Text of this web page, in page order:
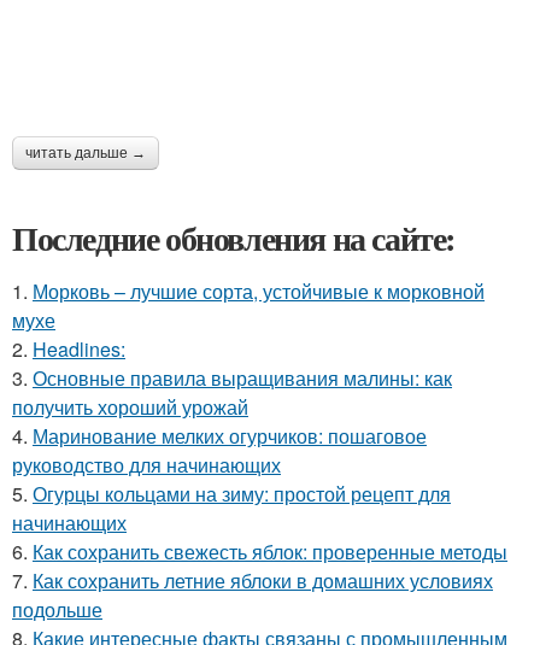
читать дальше →
Последние обновления на сайте:
1. Морковь – лучшие сорта, устойчивые к морковной
мухе
2. Headlines:
3. Основные правила выращивания малины: как
получить хороший урожай
4. Маринование мелких огурчиков: пошаговое
руководство для начинающих
5. Огурцы кольцами на зиму: простой рецепт для
начинающих
6. Как сохранить свежесть яблок: проверенные методы
7. Как сохранить летние яблоки в домашних условиях
подольше
8. Какие интересные факты связаны с промышленным